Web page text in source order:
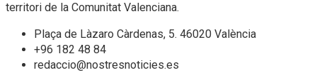
territori de la Comunitat Valenciana.
Plaça de Làzaro Càrdenas, 5. 46020 València
+96 182 48 84
redaccio@nostresnoticies.es